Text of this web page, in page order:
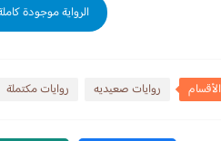
الرواية موجودة
الأقسام روايات صعيديه روايات مكتملة